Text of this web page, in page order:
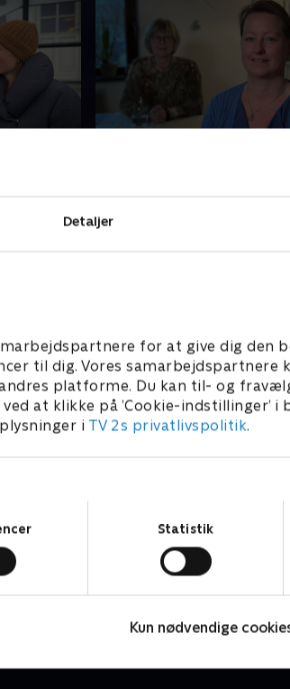
Detaljer
for at give dig den
til dig. Vores samarbejdspartnere
platforme. Du kan til- og
at klikke på ’Cookie-indstillinger’ i
i TV 2s privatlivspolitik.
Statistik
Kun nødvendige
symptomerne blev alvorlige,
- Warwick